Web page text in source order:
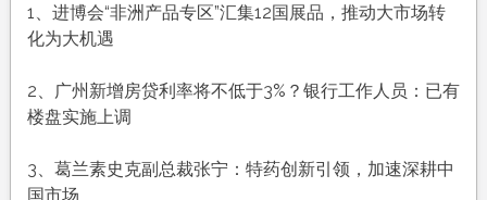
星
农
月
1、进博会“非洲产品专区”汇集12国展品，推动大市场转
化为大机遇
2、广州新增房贷利率将不低于3%？银行工作人员：已有
楼盘实施上调
3、葛兰素史克副总裁张宁：特药创新引领，加速深耕中
国市场